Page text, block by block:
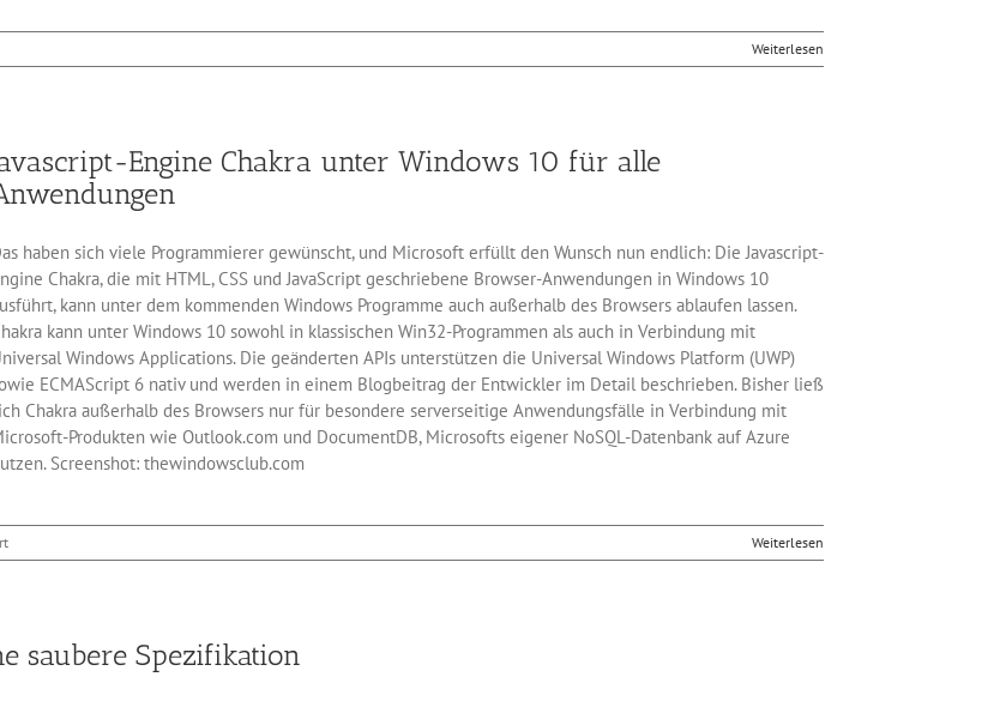
Weiterlesen
Engine Chakra unter Windows 10 für alle
haben sich viele Programmierer gewünscht, und Microsoft erfüllt den Wunsch nun endlich: Die Javascript-
Chakra, die mit HTML, CSS und JavaScript geschriebene Browser-Anwendungen in Windows 10
kann unter dem kommenden Windows Programme auch außerhalb des Browsers ablaufen lassen.
kann unter Windows 10 sowohl in klassischen Win32-Programmen als auch in Verbindung mit
Windows Applications. Die geänderten APIs unterstützen die Universal Windows Platform (UWP)
ECMAScript 6 nativ und werden in einem Blogbeitrag der Entwickler im Detail beschrieben. Bisher ließ
Chakra außerhalb des Browsers nur für besondere serverseitige Anwendungsfälle in Verbindung mit
Produkten wie Outlook.com und DocumentDB, Microsofts eigener NoSQL-Datenbank auf Azure
Screenshot: thewindowsclub.com
für
Javascript-
Windows
10
Weiterlesen
saubere Spezifikation